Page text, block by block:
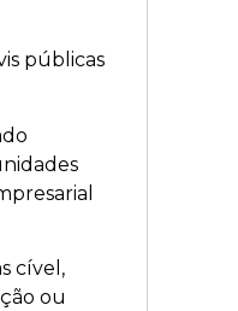
públicas
cível,
ou